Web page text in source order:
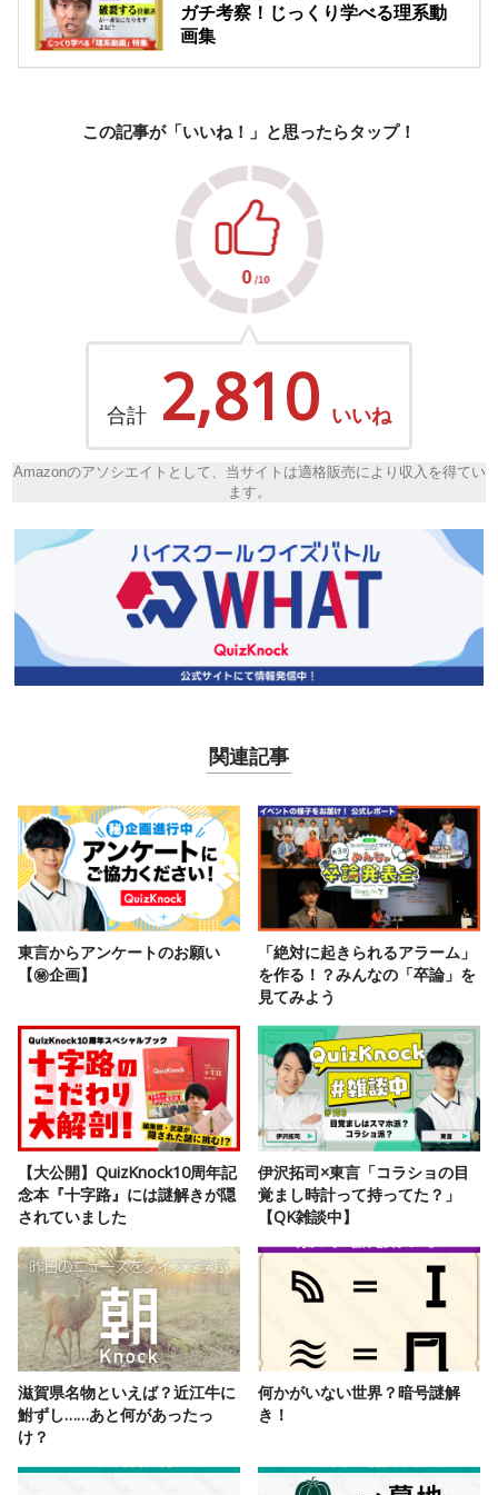
ガチ考察！じっくり学べる理系動
画集
この記事が「いいね！」と思ったらタップ！
合計 2,810 いいね
Amazonのアソシエイトとして、当サイトは適格販売により収入を得てい
ます。
関連記事
東言からアンケートのお願い
【㊙️企画】
「絶対に起きられるアラーム」
を作る！？みんなの「卒論」を
見てみよう
【大公開】QuizKnock10周年記
念本『十字路』には謎解きが隠
されていました
伊沢拓司×東言「コラショの目
覚まし時計って持ってた？」
【QK雑談中】
滋賀県名物といえば？近江牛に
鮒ずし……あと何があったっ
け？
何かがいない世界？暗号謎解
き！